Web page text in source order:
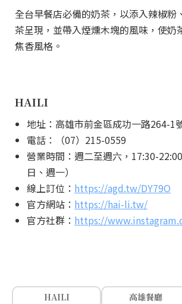
全台早餐店必備的奶茶，以添入辣椒粉
茶呈現，並帶入煙燻木塊的風味，使奶
焦香風格。
HAILI
地址：高雄市前金區成功一路264-1
電話：（07）215-0559
營業時間：週二至週六，17:30-
日、週一）
線上訂位： https://agd.tw/DY79O
官方網站： https://hai-li.tw/
官方社群： https://
HAILI
高雄餐廳